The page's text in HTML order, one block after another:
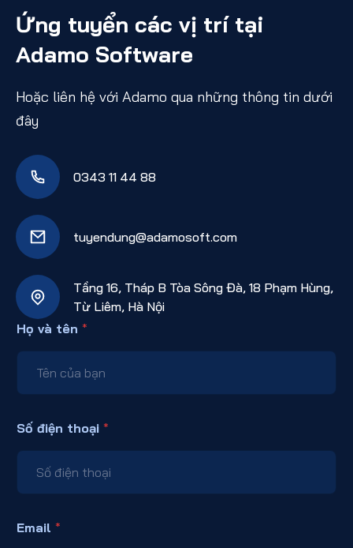
Ứng tuyển các vị trí tại
Adamo Software
Hoặc liên hệ với Adamo qua những thông tin dưới
đây
0343 11 44 88
tuyendung@adamosoft.com
Tầng 16, Tháp B Tòa Sông Đà, 18 Phạm Hùng,
Từ Liêm, Hà Nội
Họ và tên *
Số điện thoại *
Email *